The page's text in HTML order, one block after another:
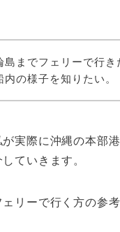
島までフェリーで行
の様子を知りたい。
実際に沖縄の本部
ていきます。
リーで行く方の参